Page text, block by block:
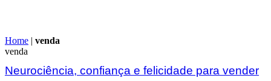
Home | venda
venda
Neurociência, confiança e felicidade para vender